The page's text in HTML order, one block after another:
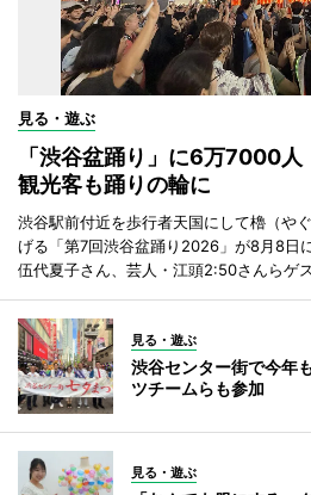
見る・遊ぶ
「渋谷盆踊り」に6万7000
観光客も踊りの輪に
渋谷駅前付近を歩行者天国にして櫓（や
げる「第7回渋谷盆踊り2026」が8月8日
伍代夏子さん、芸人・江頭2:50さんらゲ
見る・遊ぶ
渋谷センター街で今年
ツチームらも参加
見る・遊ぶ